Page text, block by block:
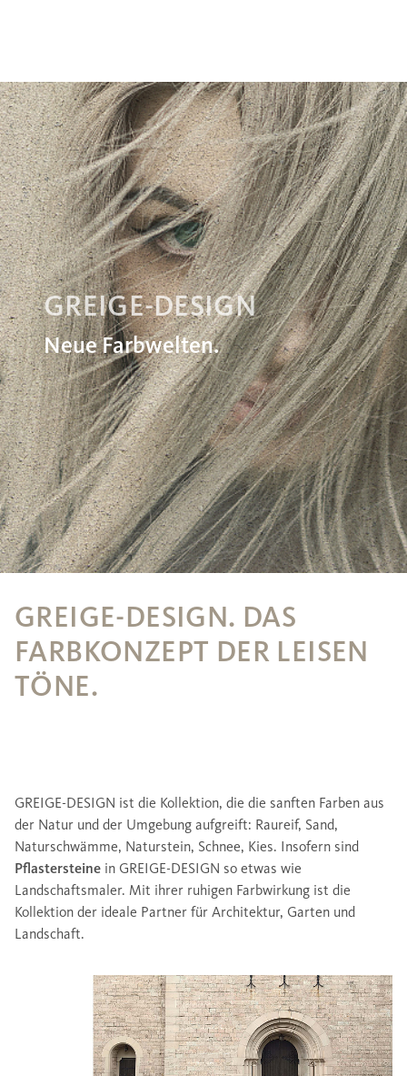
GREIGE-DESIGN
Neue Farbwelten.
GREIGE-DESIGN. DAS
FARBKONZEPT DER LEISEN
TÖNE.
GREIGE-DESIGN ist die Kollektion, die die sanften Farben aus
der Natur und der Umgebung aufgreift: Raureif, Sand,
Naturschwämme, Naturstein, Schnee, Kies. Insofern sind
Pflastersteine in GREIGE-DESIGN so etwas wie
Landschaftsmaler. Mit ihrer ruhigen Farbwirkung ist die
Kollektion der ideale Partner für Architektur, Garten und
Landschaft.